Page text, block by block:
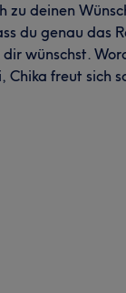
zu deinen
du genau das
wünschst.
Chika freut sich